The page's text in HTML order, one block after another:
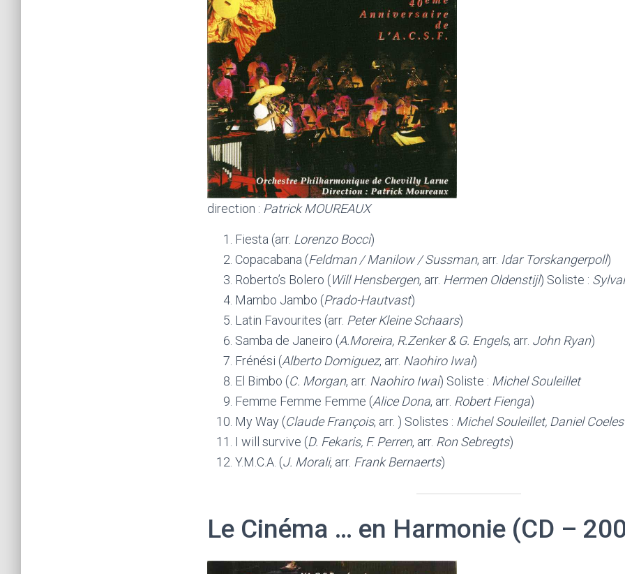
direction : Patrick MOUREAUX
Fiesta (arr. Lorenzo Bocci)
Copacabana (Feldman / Manilow / Sussman, arr. Idar Torskangerpoll)
Roberto’s Bolero (Will Hensbergen, arr. Hermen Oldenstijl) Soliste :
Mambo Jambo (Prado-Hautvast)
Latin Favourites (arr. Peter Kleine Schaars)
Samba de Janeiro (A.Moreira, R.Zenker & G. Engels, arr. John Ryan)
Frénési (Alberto Domiguez, arr. Naohiro Iwai)
El Bimbo (C. Morgan, arr. Naohiro Iwai) Soliste : Michel Souleillet
Femme Femme Femme (Alice Dona, arr. Robert Fienga)
My Way (Claude François, arr. ) Solistes : Michel Souleillet, Daniel Coeles
I will survive (D. Fekaris, F. Perren, arr. Ron Sebregts)
Y.M.C.A. (J. Morali, arr. Frank Bernaerts)
Le Cinéma … en Harmonie (CD –